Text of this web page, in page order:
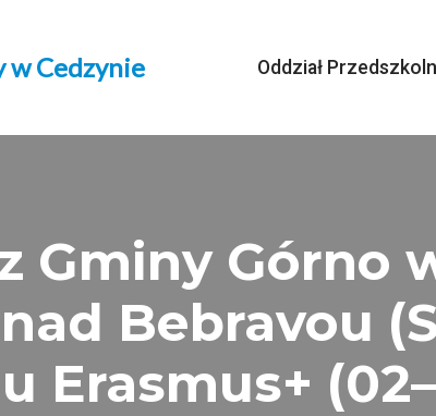
w Cedzynie Oddział
Gminy Górno
Bebravou
Erasmus+